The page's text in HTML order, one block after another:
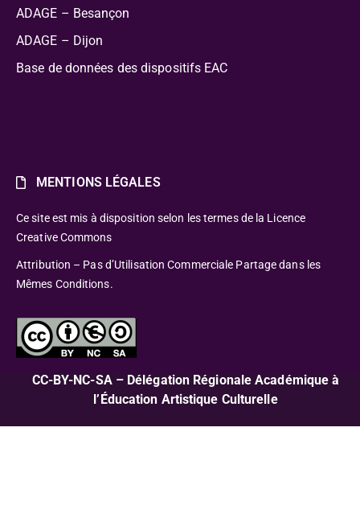
ADAGE – Besançon
ADAGE – Dijon
Base de données des dispositifs EAC
MENTIONS LÉGALES
Ce site est mis à disposition selon les termes de la Licence
Creative Commons
Attribution – Pas d’Utilisation Commerciale Partage dans les
Mêmes Conditions.
CC-BY-NC-SA – Délégation Régionale Académique à
l’Éducation Artistique Culturelle